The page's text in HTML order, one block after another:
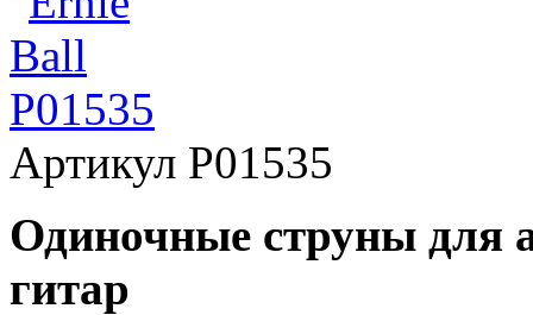
Артикул P01535
Одиночные струны для
гитар